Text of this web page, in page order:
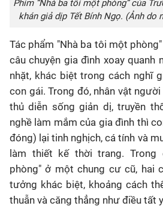
Phim “Nhà ba tôi một phòng” của
khán giả dịp Tết Bính Ngọ. (Ảnh do
Tác phẩm "Nhà ba tôi một
câu chuyện gia đình xoay quanh
nhặt, khác biệt trong cách nghĩ
con gái. Trong đó, nhân vật
thủ diễn sống giản dị, truyền
nghề làm mắm của gia đình thì
đóng) lại tinh nghịch, cá tính và
làm thiết kế thời trang.
phòng" ở một chung cư cũ, hai
tưởng khác biệt, khoảng cách
thuẫn và căng thẳng như điều tất